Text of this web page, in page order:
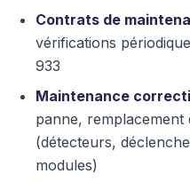
Contrats de
vérifications
933
Maintenance
panne,
(détecteurs,
modules)